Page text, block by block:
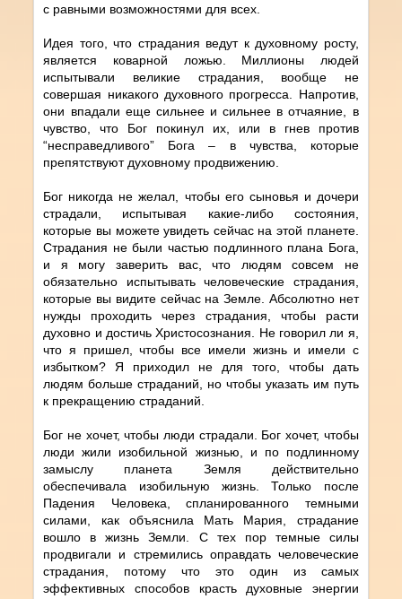
с равными возможностями для всех.
Идея того, что страдания ведут к духовному росту,
является коварной ложью. Миллионы людей
испытывали великие страдания, вообще не
совершая никакого духовного прогресса. Напротив,
они впадали еще сильнее и сильнее в отчаяние, в
чувство, что Бог покинул их, или в гнев против
“несправедливого” Бога – в чувства, которые
препятствуют духовному продвижению.
Бог никогда не желал, чтобы его сыновья и дочери
страдали, испытывая какие-либо состояния,
которые вы можете увидеть сейчас на этой планете.
Страдания не были частью подлинного плана Бога,
и я могу заверить вас, что людям совсем не
обязательно испытывать человеческие страдания,
которые вы видите сейчас на Земле. Абсолютно нет
нужды проходить через страдания, чтобы расти
духовно и достичь Христосознания. Не говорил ли я,
что я пришел, чтобы все имели жизнь и имели с
избытком? Я приходил не для того, чтобы дать
людям больше страданий, но чтобы указать им путь
к прекращению страданий.
Бог не хочет, чтобы люди страдали. Бог хочет, чтобы
люди жили изобильной жизнью, и по подлинному
замыслу планета Земля действительно
обеспечивала изобильную жизнь. Только после
Падения Человека, спланированного темными
силами, как объяснила Мать Мария, страдание
вошло в жизнь Земли. С тех пор темные силы
продвигали и стремились оправдать человеческие
страдания, потому что это один из самых
эффективных способов красть духовные энергии